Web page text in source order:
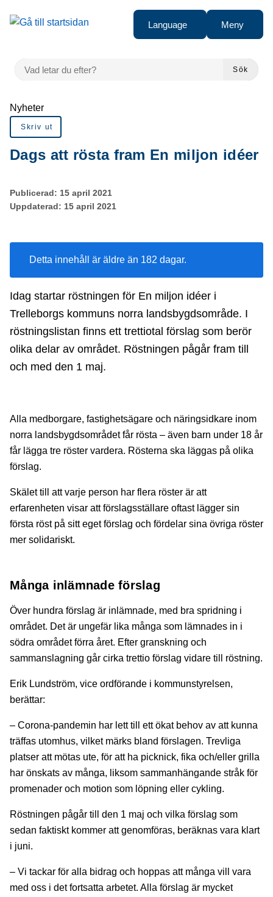
Gå till innehåll
Language Meny
VAD LETAR DU EFTER?
Sök
Du är här:
Nyheter
Skriv ut
Dags att rösta fram En miljon idéer
Publicerad: 15 april 2021
Uppdaterad: 15 april 2021
Detta innehåll är äldre än 182 dagar.
Idag startar röstningen för En miljon idéer i
Trelleborgs kommuns norra landsbygdsområde. I
röstningslistan finns ett trettiotal förslag som berör
olika delar av området. Röstningen pågår fram till
och med den 1 maj.
Alla medborgare, fastighetsägare och näringsidkare inom
norra landsbygdsområdet får rösta – även barn under 18 år
får lägga tre röster vardera. Rösterna ska läggas på olika
förslag.
Skälet till att varje person har flera röster är att
erfarenheten visar att förslagsställare oftast lägger sin
första röst på sitt eget förslag och fördelar sina övriga röster
mer solidariskt.
Många inlämnade förslag
Över hundra förslag är inlämnade, med bra spridning i
området. Det är ungefär lika många som lämnades in i
södra området förra året. Efter granskning och
sammanslagning går cirka trettio förslag vidare till röstning.
Erik Lundström, vice ordförande i kommunstyrelsen,
berättar:
– Corona-pandemin har lett till ett ökat behov av att kunna
träffas utomhus, vilket märks bland förslagen. Trevliga
platser att mötas ute, för att ha picknick, fika och/eller grilla
har önskats av många, liksom sammanhängande stråk för
promenader och motion som löpning eller cykling.
Röstningen pågår till den 1 maj och vilka förslag som
sedan faktiskt kommer att genomföras, beräknas vara klart
i juni.
– Vi tackar för alla bidrag och hoppas att många vill vara
med oss i det fortsatta arbetet. Alla förslag är mycket